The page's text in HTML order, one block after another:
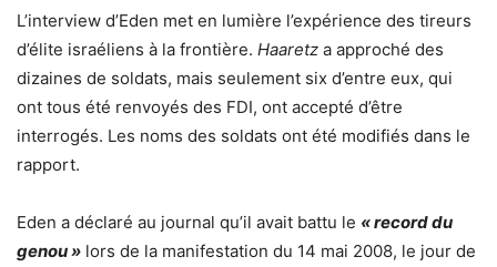
L’interview d’Eden met en lumière l’expérience des tireurs
d’élite israéliens à la frontière. Haaretz a approché des
dizaines de soldats, mais seulement six d’entre eux, qui
ont tous été renvoyés des FDI, ont accepté d’être
interrogés. Les noms des soldats ont été modifiés dans le
rapport.
Eden a déclaré au journal qu’il avait battu le « record du
genou » lors de la manifestation du 14 mai 2008, le jour de